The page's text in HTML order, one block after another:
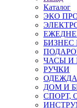
Каталог
ЭКО
ЧАСЫ И
РУЧКИ
ОДЕЖДА
ДОМ И
СПОРТ,